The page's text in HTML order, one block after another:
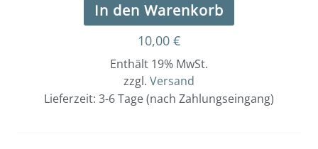
In den Warenkorb
10,00 €
Enthält 19% MwSt.
zzgl. Versand
Lieferzeit: 3-6 Tage (nach Zahlungseingang)